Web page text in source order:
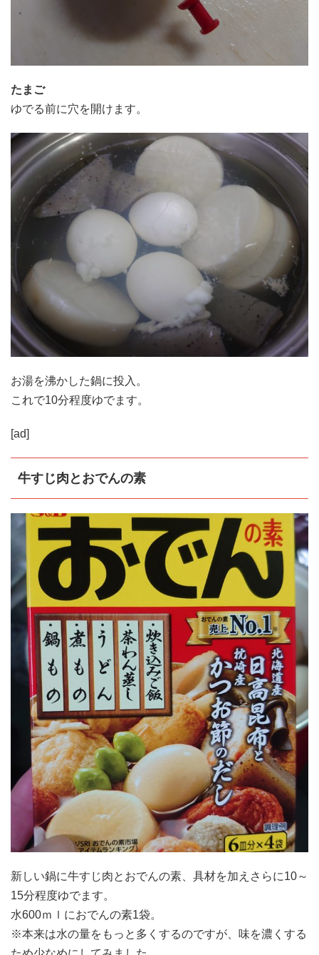
たまご
ゆでる前に穴を開けます。
お湯を沸かした鍋に投入。
これで10分程度ゆでます。
[ad]
牛すじ肉とおでんの素
新しい鍋に牛すじ肉とおでんの素、具材を加えさらに10～
15分程度ゆでます。
水600ｍｌにおでんの素1袋。
※本来は水の量をもっと多くするのですが、味を濃くする